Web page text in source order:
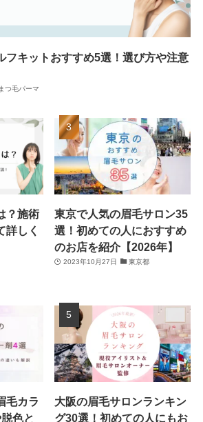
フキットおすすめ5選！選び方や注意
つ毛パーマ
？施術
詳しく
東京で人気の眉毛サロン35
選！初めての人におすすめ
のお店を紹介【2026年】
2023年10月27日 東京都
毛カラ
色と
大阪の眉毛サロンランキン
グ30選！初めての人にもお